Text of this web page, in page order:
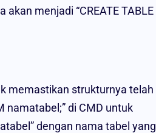
akan menjadi “CREATE TABLE
memastikan strukturnya telah
namatabel;” di CMD untuk
dengan nama tabel yang